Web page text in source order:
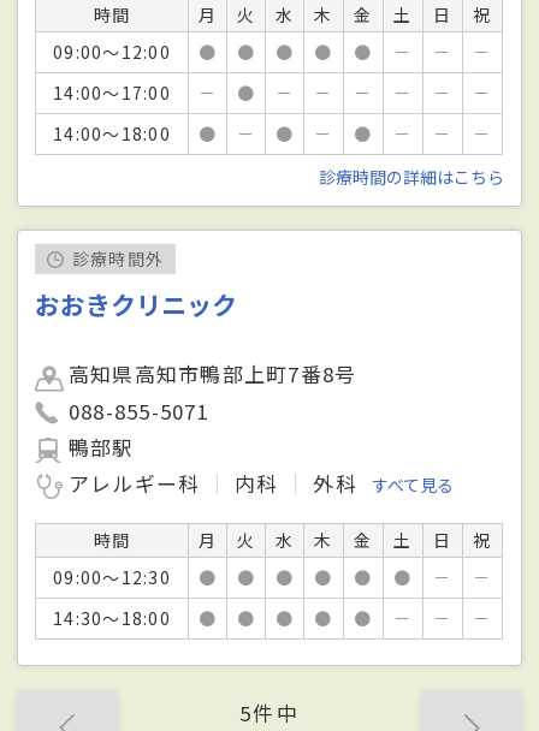
時間 月 火 水 木 金 土 日
祝
09:00～12:00
● ● ● ● ● － －
－
14:00～17:00
－ ● － － － － －
－
14:00～18:00
● － ● － ● － －
－
診療時間の詳細はこちら
診療時間外
おおきクリニック
高知県高知市鴨部上町7番8号
088-855-5071
鴨部駅
アレルギー科
内科 外科 すべて見る
時間 月 火 水 木 金 土 日
祝
09:00～12:30
● ● ● ● ● ● －
－
14:30～18:00
● ● ● ● ● － － －
5件中